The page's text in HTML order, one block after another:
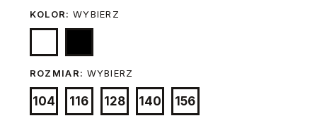
KOLOR: WYBIERZ
ROZMIAR: WYBIERZ
104 116 128 140 156